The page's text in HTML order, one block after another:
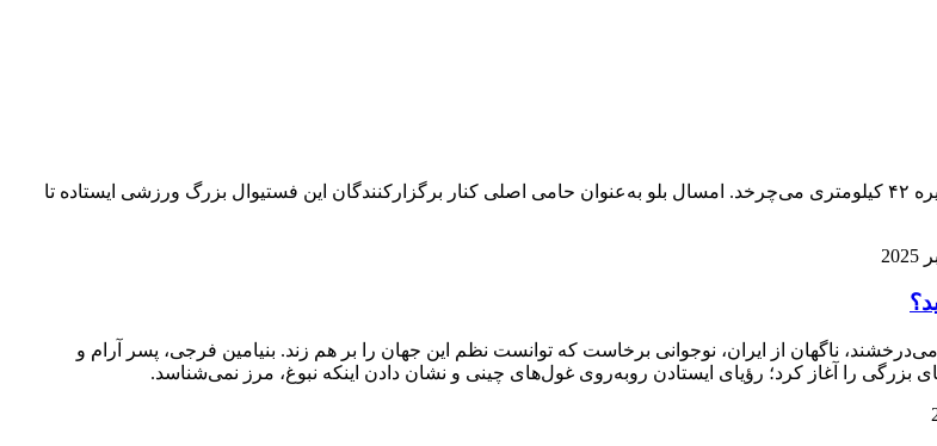
پنجمین ماراتن کیش ۱۴ آذر برگزار می‌شود، تنها ماراتنی که مسیرش دور یک جزیره ۴۲ کیلومتری می‌چرخد. امسال بلو به‌عنوان حامی اصلی کنار برگزارکنندگان این فستیوال بزرگ ورزشی ایستاده تا
ناگهان از ایران، نوجوانی برخاست که توانست نظم این جهان را بر هم زند. بنیامین فرجی، پسر آرام و
را آغاز کرد؛ رؤیای ایستادن روبه‌روی غول‌های چینی و نشان دادن اینکه نبوغ، مرز نمی‌شناسد.